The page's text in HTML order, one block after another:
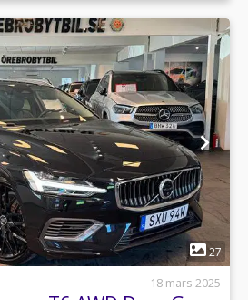
1
27
18 mars 2025